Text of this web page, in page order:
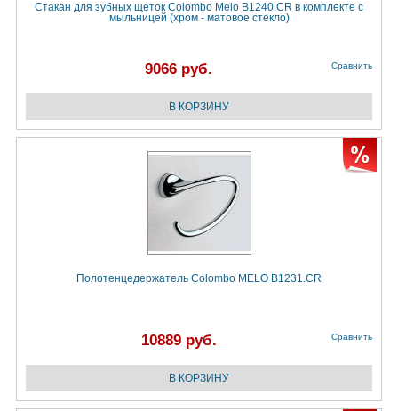
Стакан для зубных щеток Colombo Melo B1240.CR в комплекте с
мыльницей (хром - матовое стекло)
9066 руб. Сравнить
Полотенцедержатель Colombo MELO B1231.CR
10889 руб. Сравнить